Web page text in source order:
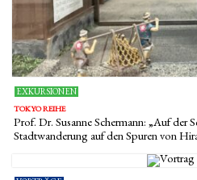
EXKURSIONEN
TOKYO REIHE
Prof. Dr. Susanne Schermann: „Auf der
Stadtwanderung auf den Spuren von